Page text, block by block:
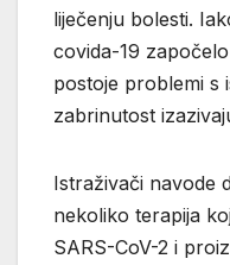
liječenju bolesti.
covida-19
postoje problemi s
zabrinutost
Istraživači navode
nekoliko terapija
SARS-CoV-2 i